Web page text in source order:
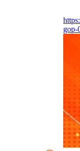
gop-